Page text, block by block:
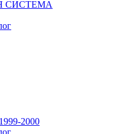
СИСТЕМА
2000